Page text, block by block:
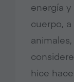
energía
cuerpo,
hice